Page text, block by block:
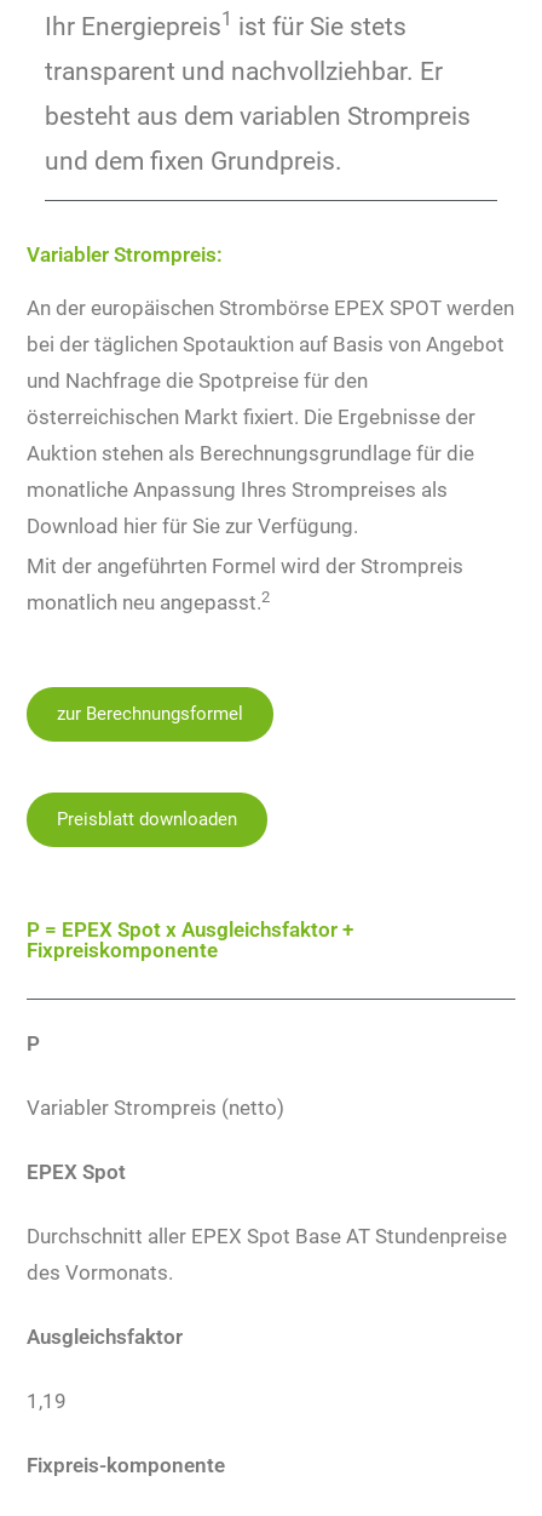
Ihr Energiepreis1 ist für Sie stets
transparent und nachvollziehbar. Er
besteht aus dem variablen Strompreis
und dem fixen Grundpreis.
Variabler Strompreis:
An der europäischen Strombörse EPEX SPOT werden
bei der täglichen Spotauktion auf Basis von Angebot
und Nachfrage die Spotpreise für den
österreichischen Markt fixiert. Die Ergebnisse der
Auktion stehen als Berechnungsgrundlage für die
monatliche Anpassung Ihres Strompreises als
Download hier für Sie zur Verfügung.
Mit der angeführten Formel wird der Strompreis
monatlich neu angepasst.2
zur Berechnungsformel
Preisblatt downloaden
P = EPEX Spot x Ausgleichsfaktor +
Fixpreiskomponente
P
Variabler Strompreis (netto)
EPEX Spot
Durchschnitt aller EPEX Spot Base AT Stundenpreise
des Vormonats.
Ausgleichsfaktor
1,19
Fixpreis-komponente